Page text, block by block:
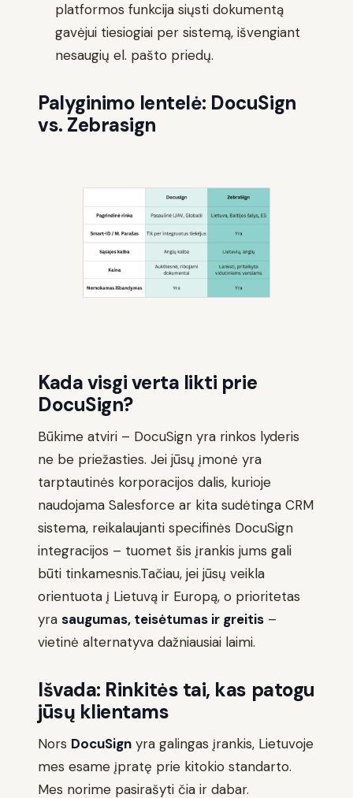
platformos funkcija siųsti dokumentą
gavėjui tiesiogiai per sistemą, išvengiant
nesaugių el. pašto priedų.
Palyginimo lentelė: DocuSign
vs. Zebrasign
Kada visgi verta likti prie
DocuSign?
Būkime atviri – DocuSign yra rinkos lyderis
ne be priežasties. Jei jūsų įmonė yra
tarptautinės korporacijos dalis, kurioje
naudojama Salesforce ar kita sudėtinga CRM
sistema, reikalaujanti specifinės DocuSign
integracijos – tuomet šis įrankis jums gali
būti tinkamesnis.Tačiau, jei jūsų veikla
orientuota į Lietuvą ir Europą, o prioritetas
yra saugumas, teisėtumas ir greitis –
vietinė alternatyva dažniausiai laimi.
Išvada: Rinkitės tai, kas patogu
jūsų klientams
Nors DocuSign yra galingas įrankis, Lietuvoje
mes esame įpratę prie kitokio standarto.
Mes norime pasirašyti čia ir dabar.